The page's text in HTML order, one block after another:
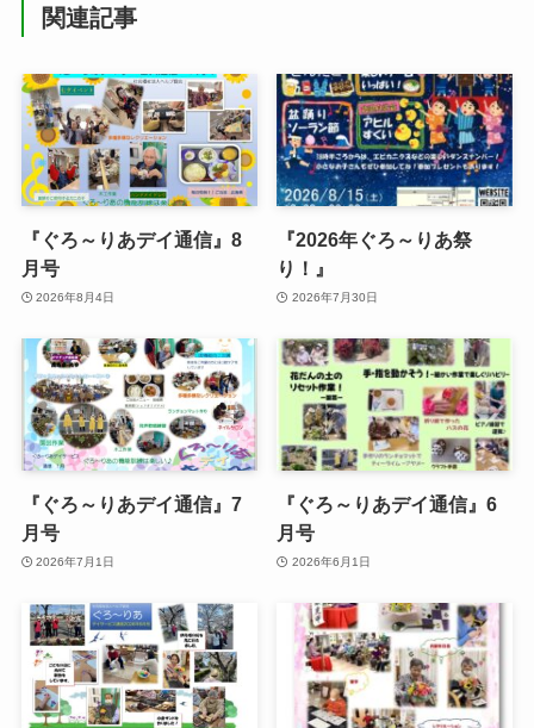
関連記事
『ぐろ～りあデイ通信』8
月号
2026年8月4日
『2026年ぐろ～りあ祭
り！』
2026年7月30日
『ぐろ～りあデイ通信』7
月号
2026年7月1日
『ぐろ～りあデイ通信』6
月号
2026年6月1日